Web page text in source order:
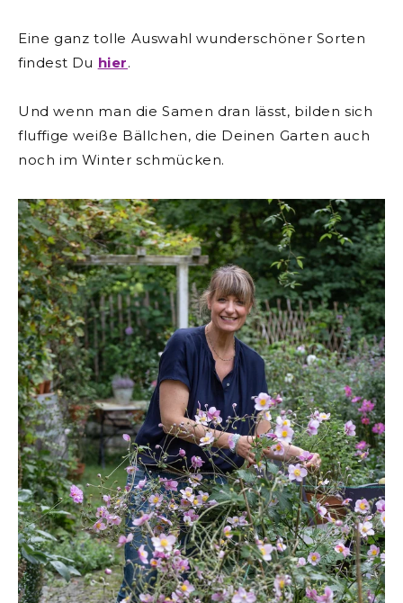
Eine ganz tolle Auswahl wunderschöner Sorten
findest Du hier.
Und wenn man die Samen dran lässt, bilden sich
fluffige weiße Bällchen, die Deinen Garten auch
noch im Winter schmücken.